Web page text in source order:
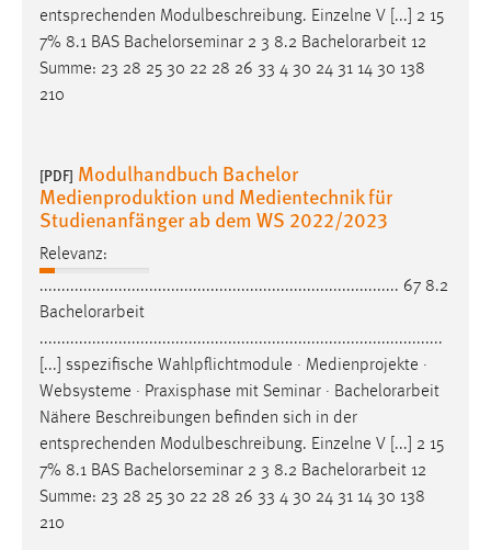
entsprechenden Modulbeschreibung. Einzelne V [...] 2 15
7% 8.1 BAS Bachelorseminar 2 3 8.2 Bachelorarbeit 12
Summe: 23 28 25 30 22 28 26 33 4 30 24 31 14 30 138
210
[PDF] Modulhandbuch Bachelor
Medienproduktion und Medientechnik für
Studienanfänger ab dem WS 2022/2023
Relevanz:
.................................................................................. 67 8.2
Bachelorarbeit
............................................................................................
[...] sspezifische Wahlpflichtmodule · Medienprojekte ·
Websysteme · Praxisphase mit Seminar · Bachelorarbeit
Nähere Beschreibungen befinden sich in der
entsprechenden Modulbeschreibung. Einzelne V [...] 2 15
7% 8.1 BAS Bachelorseminar 2 3 8.2 Bachelorarbeit 12
Summe: 23 28 25 30 22 28 26 33 4 30 24 31 14 30 138
210